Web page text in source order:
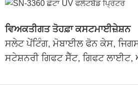
ਵਿਅਕਤੀਗਤ ਤੋਹਫ਼ਾ ਕਸਟਮਾਈਜ਼ੇਸ਼ਨ
ਸਲੇਟ ਪੇਂਟਿੰਗ, ਮੋਬਾਈਲ ਫੋਨ ਕੇਸ,
ਸਟੇਸ਼ਨਰੀ ਗਿਫਟ ਸੈੱਟ, ਗਿਫਟ ਲਾਈਟ,